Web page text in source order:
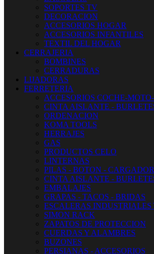
SOPORTES TV
DECORACION
ACCESORIOS HOGAR
ACCESORIOS INFANTILES
TEXTIL DEL HOGAR
CERRAJERIA
BOMBINES
CERRADURAS
LIJADORAS
FERRETERIA
ACCESORIOS COCHE-
CINTA AISLANTE -
ORDENACION
KOMA TOOLS
HERRAJES
GAS
PRODUCTOS CELO
LINTERNAS
PILAS - BOTON -
CINTA AISLANTE -
EMBALAJES
GRAPAS - TACOS - BRIDAS
ESCALERAS INDUSTRIALES
SIMON RACK
ZAPATOS DE PROTECCION
CUERDAS Y ALAMBRES
BUZONES
PERSIANAS - ACCESORIOS